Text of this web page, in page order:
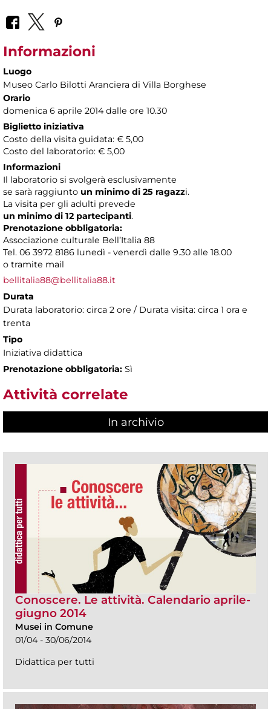
Informazioni
Luogo
Museo Carlo Bilotti Aranciera di Villa Borghese
Orario
domenica 6 aprile 2014 dalle ore 10.30
Biglietto iniziativa
Costo della visita guidata: € 5,00
Costo del laboratorio: € 5,00
Informazioni
Il laboratorio si svolgerà esclusivamente
se sarà raggiunto un minimo di 25 ragazzi.
La visita per gli adulti prevede
un minimo di 12 partecipanti.
Prenotazione obbligatoria:
Associazione culturale Bell’Italia 88
Tel. 06 3972 8186 lunedì - venerdì dalle 9.30 alle 18.00
o tramite mail
bellitalia88@bellitalia88.it
Durata
Durata laboratorio: circa 2 ore / Durata visita: circa 1 ora e
trenta
Tipo
Iniziativa didattica
Prenotazione obbligatoria: Sì
Attività correlate
In archivio
Conoscere. Le attività. Calendario aprile-
giugno 2014
Musei in Comune
01/04 - 30/06/2014
Didattica per tutti